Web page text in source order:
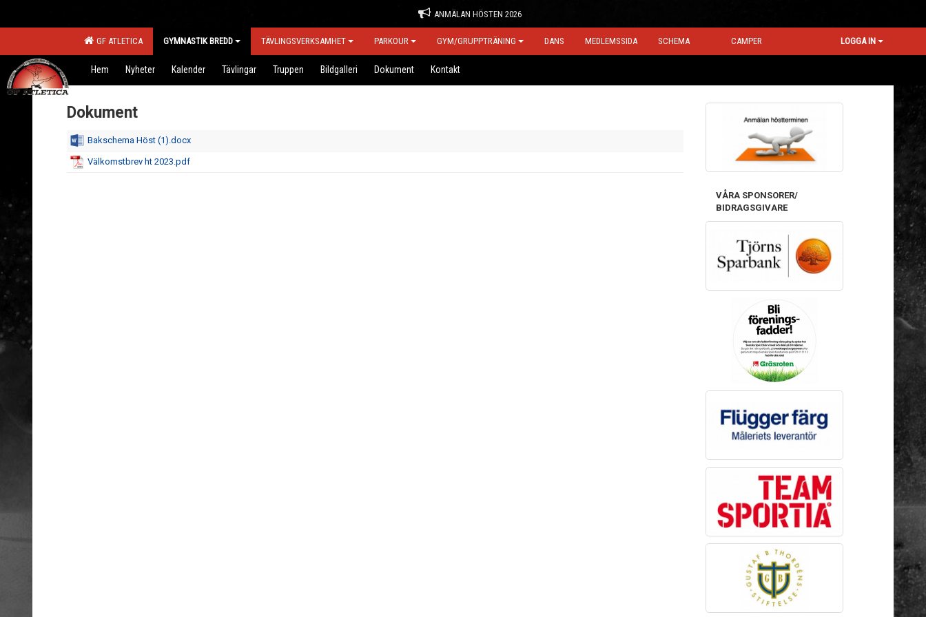
ANMÄLAN HÖSTEN 2026
GF ATLETICA GYMNASTIK BREDD TÄVLINGSVERKSAMHET PARKOUR GYM/GRUPPTRÄNING DANS MEDLEMSSIDA SCHEMA CAMPER LOGGA IN
Hem Nyheter Kalender Tävlingar Truppen Bildgalleri Dokument Kontakt
Dokument
Bakschema Höst (1).docx
Välkomstbrev ht 2023.pdf
VÅRA SPONSORER/
BIDRAGSGIVARE